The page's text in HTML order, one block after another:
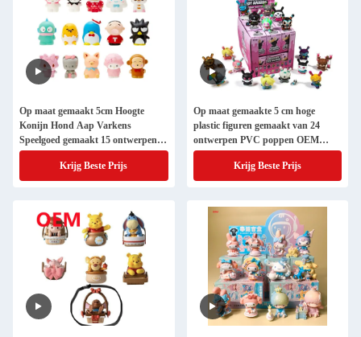
Op maat gemaakt 5cm Hoogte
Konijn Hond Aap Varkens
Speelgoed gemaakt 15 ontwerpen
PVC Poppen OEM Blind Box Mini
SpeelgoedKrijg Beste Prijs
Op maat gemaakte 5 cm hoge
plastic figuren gemaakt van 24
ontwerpen PVC poppen OEM
blinde doos speelgoed
Krijg Beste Prijs